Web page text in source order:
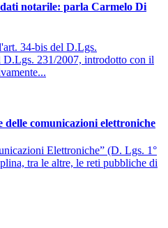
notarile: parla Carmelo Di
34-bis del D.Lgs.
D.Lgs. 231/2007, introdotto con il
delle comunicazioni elettroniche
Elettroniche” (D. Lgs. 1°
tra le altre, le reti pubbliche di